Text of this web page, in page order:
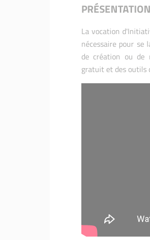
La vocation
nécessaire pour se
de création ou de
gratuit et des outils